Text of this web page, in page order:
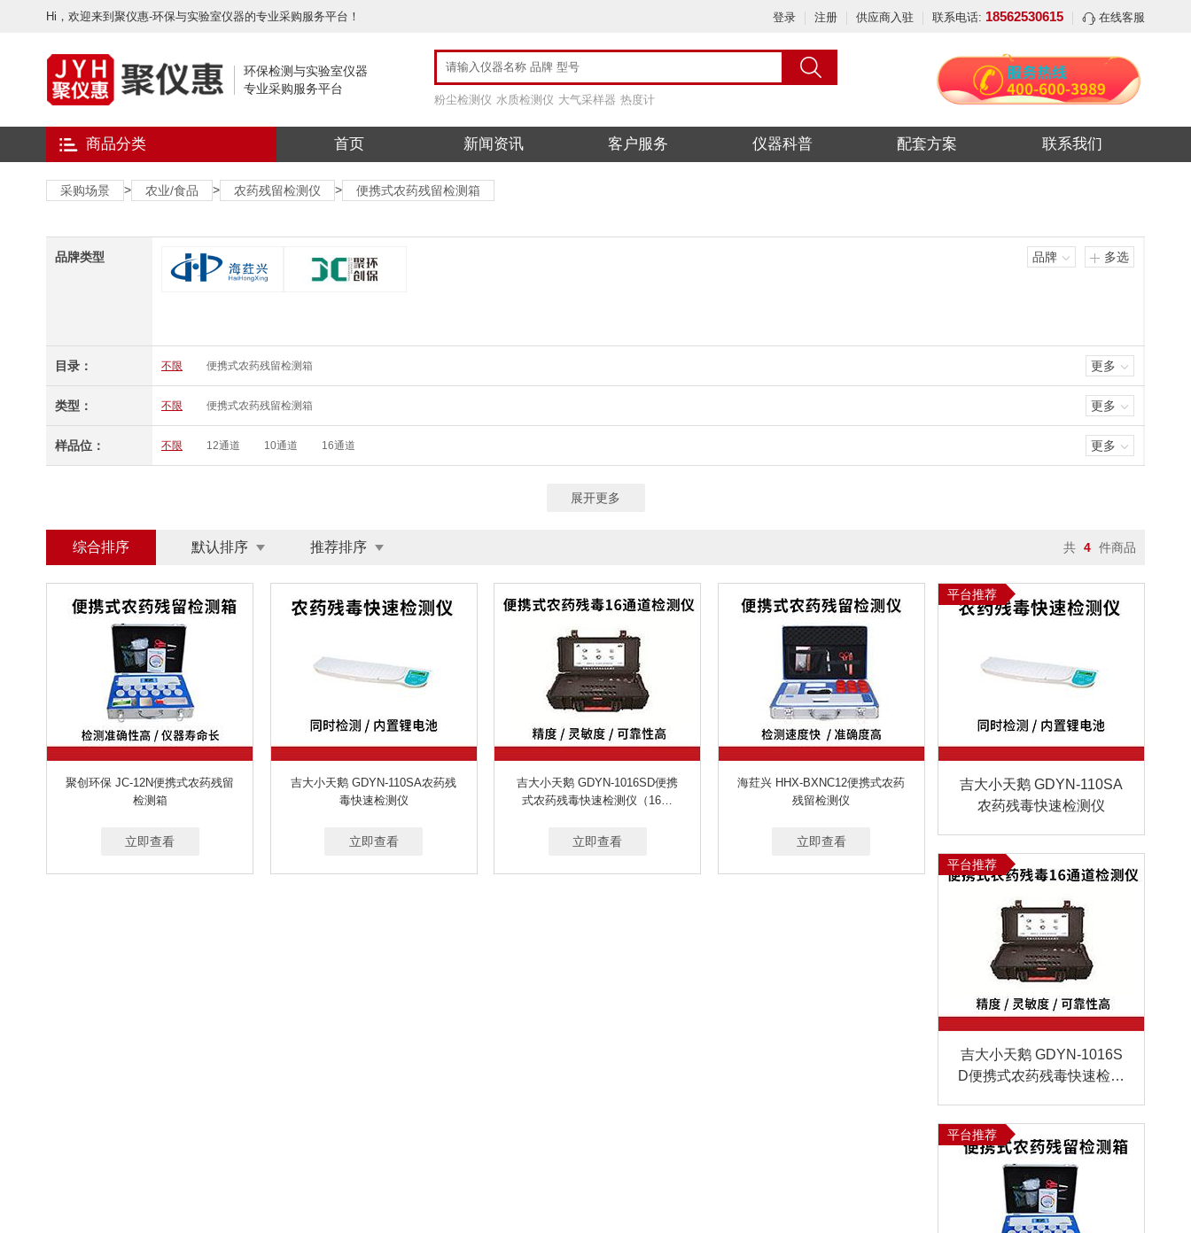
Hi，欢迎来到聚仪惠-环保与实验室仪器的专业采购服务平台！ 登录 注册 供应商入驻 联系电话: 18562530615 在线客服
环保检测与实验室仪器
专业采购服务平台
粉尘检测仪 水质检测仪 大气采样器 热度计
商品分类 首页 新闻资讯 客户服务 仪器科普 配套方案 联系我们
采购场景 > 农业/食品 > 农药残留检测仪 > 便携式农药残留检测箱
品牌类型 品牌 多选
目录： 不限 便携式农药残留检测箱 更多
类型： 不限 便携式农药残留检测箱 更多
样品位： 不限 12通道 10通道 16通道 更多
展开更多
综合排序 默认排序 推荐排序 共 4 件商品
聚创环保 JC-12N便携式农药残留
检测箱
立即查看
吉大小天鹅 GDYN-110SA农药残
毒快速检测仪
立即查看
吉大小天鹅 GDYN-1016SD便携
式农药残毒快速检测仪（16通
立即查看
海荭兴 HHX-BXNC12便携式农药
残留检测仪
立即查看
平台推荐
吉大小天鹅 GDYN-110SA
农药残毒快速检测仪
平台推荐
吉大小天鹅 GDYN-1016S
D便携式农药残毒快速检测
平台推荐